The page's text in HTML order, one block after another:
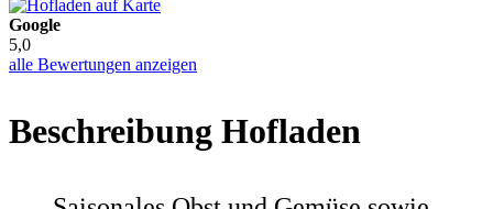
Google
5,0
alle Bewertungen anzeigen
Beschreibung Hofladen